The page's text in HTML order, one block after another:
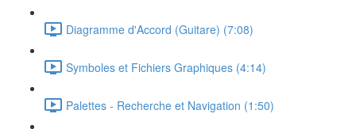
Diagramme d'Accord (Guitare) (7:08)
Symboles et Fichiers Graphiques (4:14)
Palettes - Recherche et Navigation (1:50)